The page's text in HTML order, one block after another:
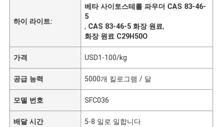
하이 라이트:
베타 사이토스테롤 파우더 CAS 83-46-
5
, CAS 83-46-5 화장 원료,
화장 원료 C29H50O
가격 USD1-100/kg
공급 능력 5000개 킬로그램 / 달
모델 번호 SFC036
배달 시간 5-8 일로 일합니다